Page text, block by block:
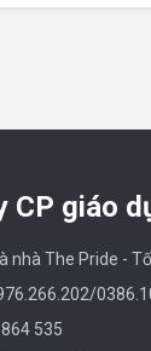
CP giáo
nhà The Pride -
535